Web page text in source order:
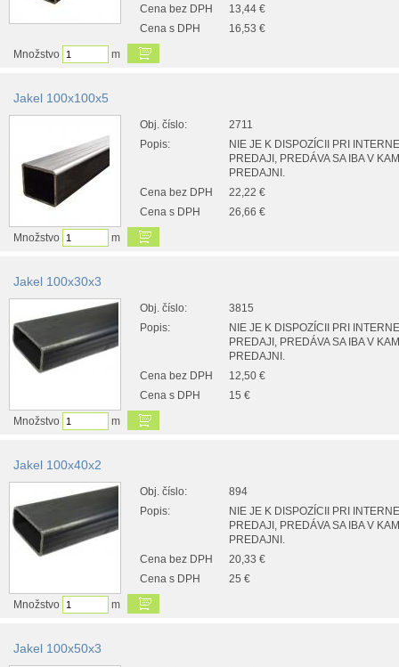
Cena bez DPH
13,44 €
Cena s DPH
16,53 €
Množstvo m
Jakel 100x100x5
Obj. číslo:
2711
Popis:
NIE JE K DISPOZÍCII PRI
PREDAJI, PREDÁVA SA IBA V
PREDAJNI.
Cena bez DPH
22,22 €
Cena s DPH
26,66 €
Množstvo m
Jakel 100x30x3
Obj. číslo:
3815
Popis:
NIE JE K DISPOZÍCII PRI
PREDAJI, PREDÁVA SA IBA V
PREDAJNI.
Cena bez DPH
12,50 €
Cena s DPH
15 €
Množstvo m
Jakel 100x40x2
Obj. číslo:
894
Popis:
NIE JE K DISPOZÍCII PRI
PREDAJI, PREDÁVA SA IBA V
PREDAJNI.
Cena bez DPH
20,33 €
Cena s DPH
25 €
Množstvo m
Jakel 100x50x3